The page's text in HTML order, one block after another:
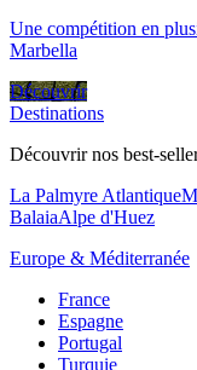
Une compétition en
Marbella
Découvrir
Destinations
Découvrir nos best-
La Palmyre Atlantique
BalaiaAlpe d'Huez
Europe & Méditerranée
France
Espagne
Portugal
Turquie